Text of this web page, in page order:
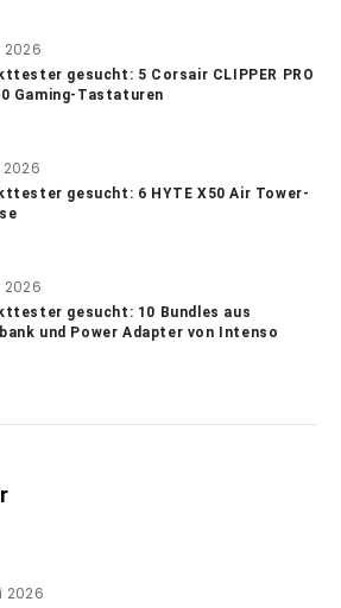
2026
gesucht: 5 Corsair CLIPPER PRO
Gaming-Tastaturen
2026
gesucht: 6 HYTE X50 Air Tower-
2026
gesucht: 10 Bundles aus
und Power Adapter von Intenso
2026